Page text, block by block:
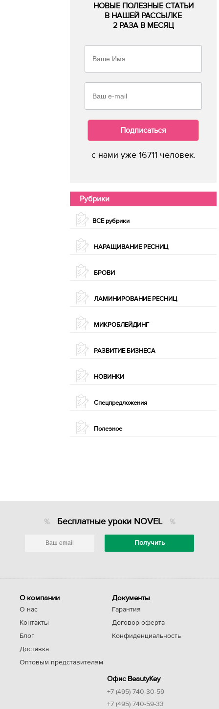
НОВЫЕ ПОЛЕЗНЫЕ СТАТЬИ
В НАШЕЙ РАССЫЛКЕ
2 РАЗА В МЕСЯЦ
Подписаться
с нами уже 16711 человек.
Рубрики
ВСЕ рубрики
НАРАЩИВАНИЕ РЕСНИЦ
БРОВИ
ЛАМИНИРОВАНИЕ РЕСНИЦ
МИКРОБЛЕЙДИНГ
РАЗВИТИЕ БИЗНЕСА
НОВИНКИ
Спецпредложения
Полезное
Бесплатные уроки NOVEL
О компании
О нас
Контакты
Блог
Доставка
Оптовым представителям
Документы
Гарантия
Договор оферта
Конфиденциальность
Офис BeautyKey
+7 (495) 740-30-59
+7 (495) 740-59-33